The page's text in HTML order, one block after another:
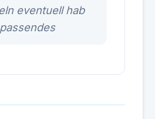
eventuell hab